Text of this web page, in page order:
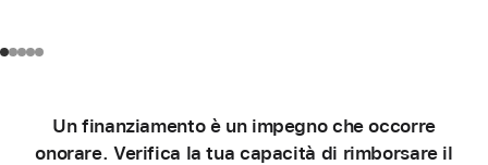
Un finanziamento è un impegno che occorre
onorare. Verifica la tua capacità di rimborsare il